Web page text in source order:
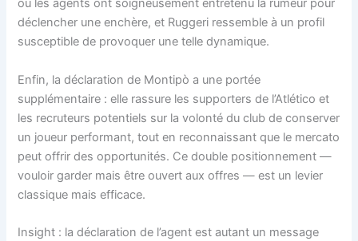
où les agents ont soigneusement entretenu la rumeur pour
déclencher une enchère, et Ruggeri ressemble à un profil
susceptible de provoquer une telle dynamique.
Enfin, la déclaration de Montipò a une portée
supplémentaire : elle rassure les supporters de l’Atlético et
les recruteurs potentiels sur la volonté du club de conserver
un joueur performant, tout en reconnaissant que le mercato
peut offrir des opportunités. Ce double positionnement —
vouloir garder mais être ouvert aux offres — est un levier
classique mais efficace.
Insight : la déclaration de l’agent est autant un message